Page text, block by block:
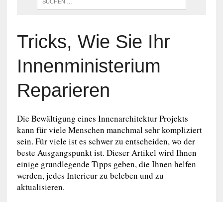
Tricks, Wie Sie Ihr
Innenministerium
Reparieren
Die Bewältigung eines Innenarchitektur Projekts
kann für viele Menschen manchmal sehr kompliziert
sein. Für viele ist es schwer zu entscheiden, wo der
beste Ausgangspunkt ist. Dieser Artikel wird Ihnen
einige grundlegende Tipps geben, die Ihnen helfen
werden, jedes Interieur zu beleben und zu
aktualisieren.